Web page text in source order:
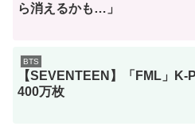
ら消えるかも…」
BTS
【SEVENTEEN】「FML」K-
400万枚